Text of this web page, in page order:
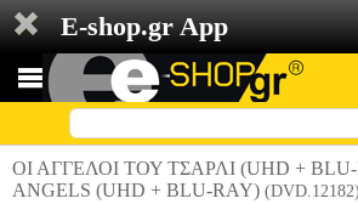
E-shop.gr App
ΟΙ ΑΓΓΕΛΟΙ ΤΟΥ ΤΣΑΡΛΙ (UHD +
ANGELS (UHD + BLU-RAY) (DVD.12182)